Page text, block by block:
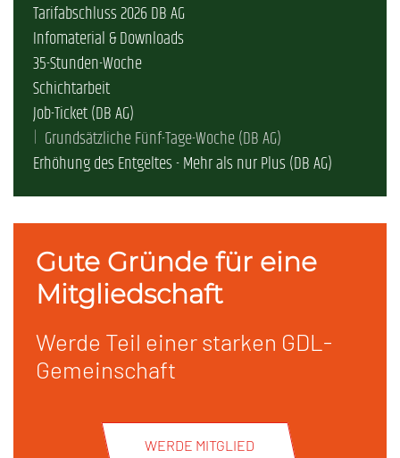
Tarifabschluss 2026 DB AG
Infomaterial & Downloads
35-Stunden-Woche
Schichtarbeit
Job-Ticket (DB AG)
Grundsätzliche Fünf-Tage-Woche (DB AG)
Erhöhung des Entgeltes - Mehr als nur Plus (DB AG)
Gute Gründe für eine
Mitgliedschaft
Werde Teil einer starken GDL-
Gemeinschaft
WERDE MITGLIED